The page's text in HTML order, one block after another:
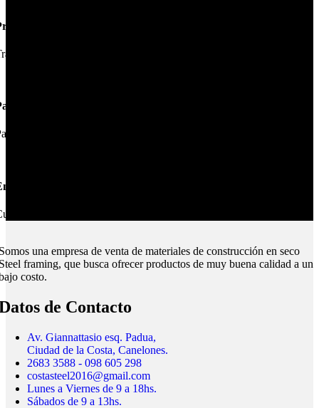
de Calidad
las mejores marcas.
Seguros.
online en nuestra web.
Montevideo e Interior.
todo el país.
una empresa de venta de materiales de construcción en seco
framing, que busca ofrecer productos de muy buena calidad a un
costo.
de Contacto
Av. Giannattasio esq. Padua,
Ciudad de la Costa, Canelones.
2683 3588 - 098 605 298
costasteel2016@gmail.com
Lunes a Viernes de 9 a 18hs.
Sábados de 9 a 13hs.